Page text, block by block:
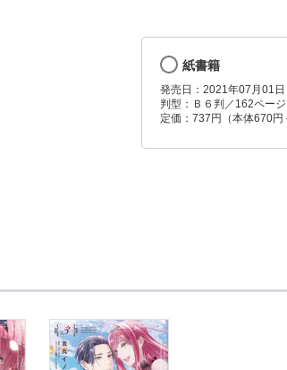
紙書籍
発売日：2021年07月01日
判型：Ｂ６判／162ページ
定価：737円（本体670円